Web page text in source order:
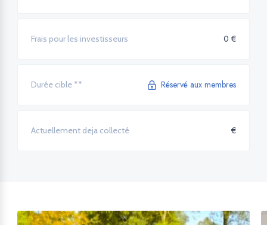
Frais pour les investisseurs 0 €
Durée cible ** Réservé aux membres
Actuellement deja collecté €